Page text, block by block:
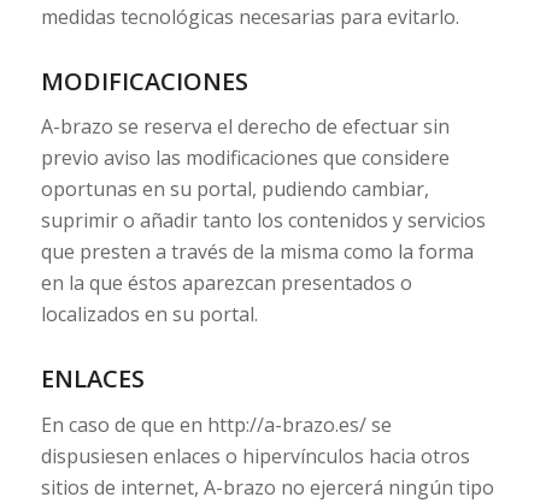
medidas tecnológicas necesarias para evitarlo.
MODIFICACIONES
A-brazo se reserva el derecho de efectuar sin
previo aviso las modificaciones que considere
oportunas en su portal, pudiendo cambiar,
suprimir o añadir tanto los contenidos y servicios
que presten a través de la misma como la forma
en la que éstos aparezcan presentados o
localizados en su portal.
ENLACES
En caso de que en http://a-brazo.es/ se
dispusiesen enlaces o hipervínculos hacia otros
sitios de internet, A-brazo no ejercerá ningún tipo